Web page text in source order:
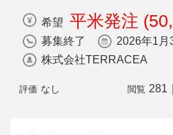
希望 平米発注
募集終了
2026年1月
株式会社TERRACEA
評価 なし 閲覧 281